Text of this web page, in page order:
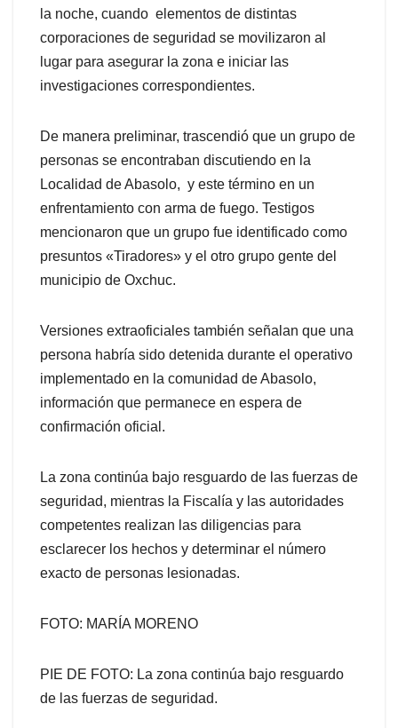
la noche, cuando elementos de distintas
corporaciones de seguridad se movilizaron al
lugar para asegurar la zona e iniciar las
investigaciones correspondientes.
De manera preliminar, trascendió que un grupo de
personas se encontraban discutiendo en la
Localidad de Abasolo, y este término en un
enfrentamiento con arma de fuego. Testigos
mencionaron que un grupo fue identificado como
presuntos «Tiradores» y el otro grupo gente del
municipio de Oxchuc.
Versiones extraoficiales también señalan que una
persona habría sido detenida durante el operativo
implementado en la comunidad de Abasolo,
información que permanece en espera de
confirmación oficial.
La zona continúa bajo resguardo de las fuerzas de
seguridad, mientras la Fiscalía y las autoridades
competentes realizan las diligencias para
esclarecer los hechos y determinar el número
exacto de personas lesionadas.
FOTO: MARÍA MORENO
PIE DE FOTO: La zona continúa bajo resguardo
de las fuerzas de seguridad.